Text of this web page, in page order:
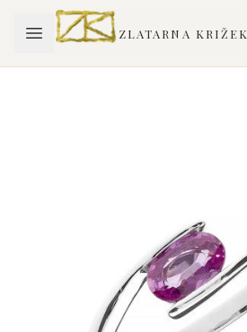
ZLATARNA KRIŽEK